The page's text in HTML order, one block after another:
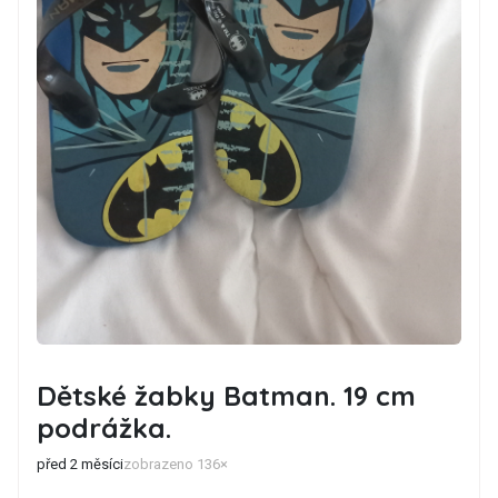
Dětské žabky Batman. 19 cm
podrážka.
před 2 měsícizobrazeno 136×